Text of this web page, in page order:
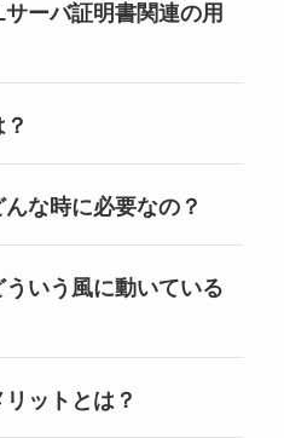
ーバ証明書関連の用
な時に必要なの？
いう風に動いている
ットとは？